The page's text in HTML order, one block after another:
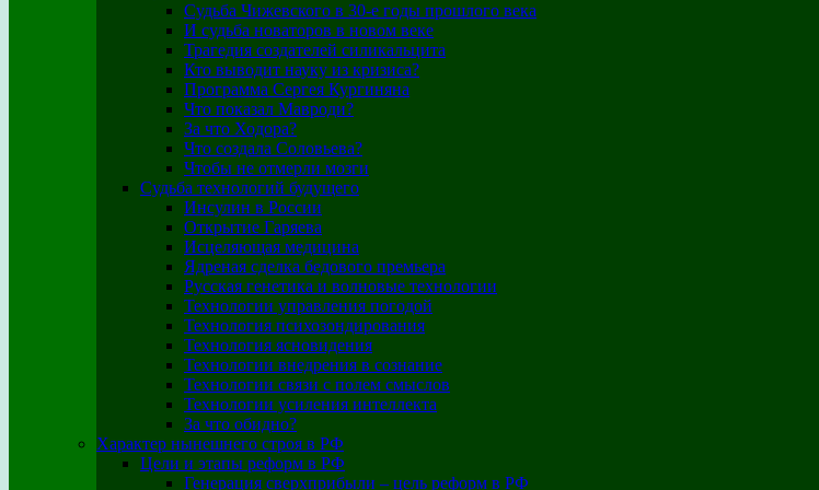
Судьба Чижевского в 30-е годы прошлого века
И судьба новаторов в новом веке
Трагедия создателей силикальцита
Кто выводит науку из кризиса?
Программа Сергея Кургиняна
Что показал Мавроди?
За что Ходора?
Что создала Соловьева?
Чтобы не отмерли мозги
Судьба технологий будущего
Инсулин в России
Открытие Гаряева
Исцеляющая медицина
Ядреная сделка бедового премьера
Русская генетика и волновые технологии
Технологии управления погодой
Технология психозондирования
Технология ясновидения
Технологии внедрения в сознание
Технологии связи с полем смыслов
Технологии усиления интеллекта
За что обидно?
Характер нынешнего строя в РФ
Цели и этапы реформ в РФ
Генерация сверхприбыли – цель реформ в РФ